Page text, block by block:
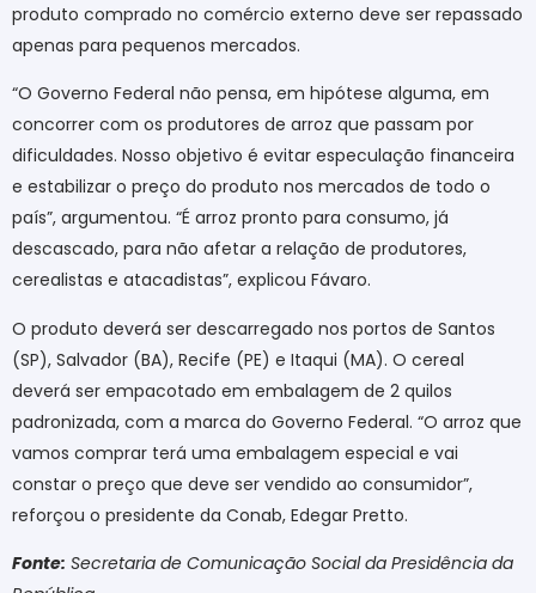
produto comprado no comércio externo deve ser repassado
apenas para pequenos mercados.
“O Governo Federal não pensa, em hipótese alguma, em
concorrer com os produtores de arroz que passam por
dificuldades. Nosso objetivo é evitar especulação financeira
e estabilizar o preço do produto nos mercados de todo o
país”, argumentou. “É arroz pronto para consumo, já
descascado, para não afetar a relação de produtores,
cerealistas e atacadistas”, explicou Fávaro.
O produto deverá ser descarregado nos portos de Santos
(SP), Salvador (BA), Recife (PE) e Itaqui (MA). O cereal
deverá ser empacotado em embalagem de 2 quilos
padronizada, com a marca do Governo Federal. “O arroz que
vamos comprar terá uma embalagem especial e vai
constar o preço que deve ser vendido ao consumidor”,
reforçou o presidente da Conab, Edegar Pretto.
Fonte: Secretaria de Comunicação Social da Presidência da